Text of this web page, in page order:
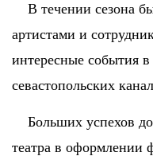
В течении сезона
артистами и
интересные события в
севастопольских
Больших успехов
театра в оформлении